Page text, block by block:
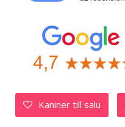
Kaniner till salu